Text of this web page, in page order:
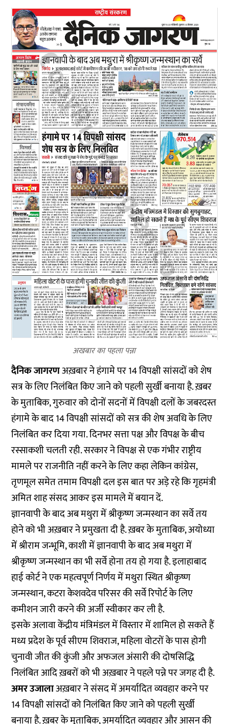
अखबार का पहला पन्ना
दैनिक जागरणअख़बार ने हंगामे पर 14 विपक्षी सांसदों को शेष
सत्र के लिए निलंबित किए जाने को पहली सुर्खी बनाया है. ख़बर
के मुताबिक, गुरुवार को दोनों सदनों में विपक्षी दलों के जबरदस्त
हंगामे के बाद 14 विपक्षी सांसदों को सत्र की शेष अवधि के लिए
निलंबित कर दिया गया. दिनभर सत्ता पक्ष और विपक्ष के बीच
रस्साकशी चलती रही. सरकार ने विपक्ष से एक गंभीर राष्ट्रीय
मामले पर राजनीति नहीं करने के लिए कहा लेकिन कांग्रेस,
तृणमूल समेत तमाम विपक्षी दल इस बात पर अड़े रहे कि गृहमंत्री
अमित शाह संसद आकर इस मामले में बयान दें.
ज्ञानवापी के बाद अब मथुरा में श्रीकृष्ण जन्मस्थान का सर्वे तय
होने को भी अख़बार ने प्रमुखता दी है. ख़बर के मुताबिक, अयोध्या
में श्रीराम जन्भूमि, काशी में ज्ञानवापी के बाद अब मथुरा में
श्रीकृष्ण जन्मस्थान का भी सर्वे होना तय हो गया है. इलाहाबाद
हाई कोर्ट ने एक महत्वपूर्ण निर्णय में मथुरा स्थित श्रीकृष्ण
जन्मस्थान, कटरा केशवदेव परिसर की सर्वे रिपोर्ट के लिए
कमीशन जारी करने की अर्जी स्वीकार कर ली है.
इसके अलावा केंद्रीय मंत्रिमंडल में विस्तार में शामिल हो सकते हैं
मध्य प्रदेश के पूर्व सीएम शिवराज, महिला वोटरों के पास होगी
चुनावी जीत की कुंजी और अफजल अंसारी की दोषसिद्धि
निलंबित आदि ख़बरों को भी अख़बार ने पहले पन्ने पर जगह दी है.
अमर उजालाअख़बार ने संसद में अमर्यादित व्यवहार करने पर
14 विपक्षी सांसदों को निलंबित किए जाने को पहली सुर्खी
बनाया है. ख़बर के मुताबिक, अमर्यादित व्यवहार और आसन की